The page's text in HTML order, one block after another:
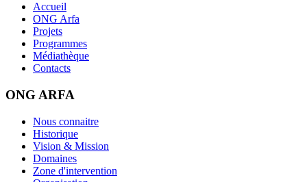
Accueil
ONG Arfa
Projets
Programmes
Médiathèque
Contacts
ONG ARFA
Nous connaitre
Historique
Vision & Mission
Domaines
Zone d'intervention